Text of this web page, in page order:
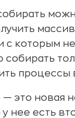
с которым
процессы
это новая
нее есть